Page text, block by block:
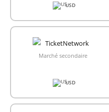
USD
Marché secondaire
USD